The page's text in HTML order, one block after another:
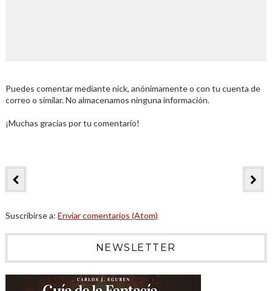
Puedes comentar mediante nick, anónimamente o con tu cuenta de
correo o similar. No almacenamos ninguna información.
¡Muchas gracias por tu comentario!
Suscribirse a: Enviar comentarios (Atom)
NEWSLETTER